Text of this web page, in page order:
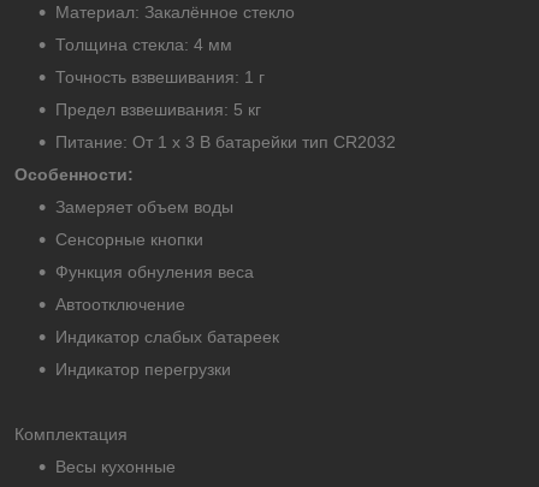
Материал: Закалённое стекло
Толщина стекла: 4 мм
Точность взвешивания: 1 г
Предел взвешивания: 5 кг
Питание: От 1 х 3 В батарейки тип CR2032
Особенности:
Замеряет объем воды
Сенсорные кнопки
Функция обнуления веса
Автоотключение
Индикатор слабых батареек
Индикатор перегрузки
Комплектация
Весы кухонные